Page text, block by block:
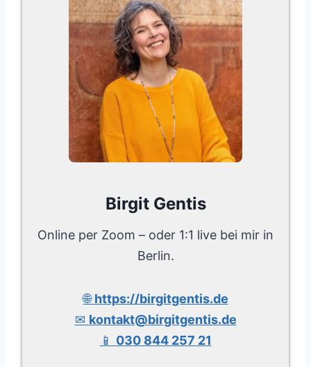
Birgit Gentis
Online per Zoom – oder 1:1 live bei mir in
Berlin.
🌐https://birgitgentis.de
✉ kontakt@birgitgentis.de
📱 030 844 257 21